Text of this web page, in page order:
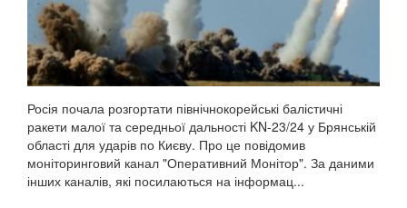
Росія почала розгортати північнокорейські балістичні
ракети малої та середньої дальності KN-23/24 у Брянській
області для ударів по Києву. Про це повідомив
моніторинговий канал "Оперативний Монітор". За даними
інших каналів, які посилаються на інформац...